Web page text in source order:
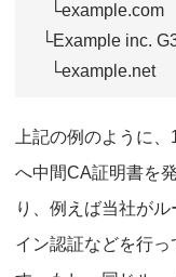
└example.com
└Example inc.
└example.net
上記の例のように
へ中間CA証明書を
り、例えば当社が
イン認証などを行